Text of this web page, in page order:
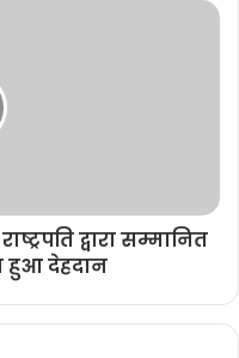
द्वारा सम्मानित
हुआ देहदान